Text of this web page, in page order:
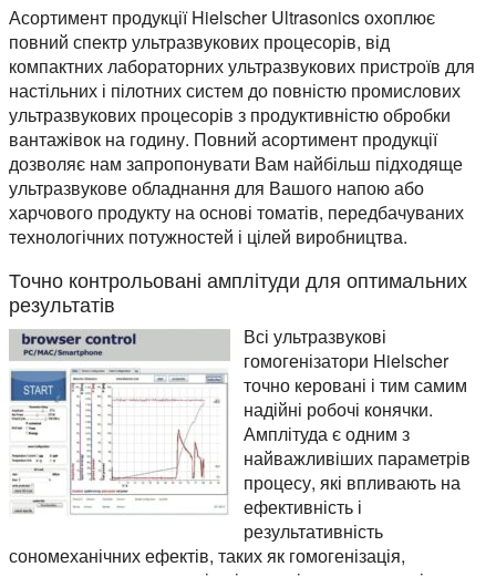
Асортимент продукції Hielscher Ultrasonics охоплює
повний спектр ультразвукових процесорів, від
компактних лабораторних ультразвукових пристроїв для
настільних і пілотних систем до повністю промислових
ультразвукових процесорів з продуктивністю обробки
вантажівок на годину. Повний асортимент продукції
дозволяє нам запропонувати Вам найбільш підходяще
ультразвукове обладнання для Вашого напою або
харчового продукту на основі томатів, передбачуваних
технологічних потужностей і цілей виробництва.
Точно контрольовані амплітуди для оптимальних
результатів
Всі ультразвукові
гомогенізатори Hielscher
точно керовані і тим самим
надійні робочі конячки.
Амплітуда є одним з
найважливіших параметрів
процесу, які впливають на
ефективність і
результативність
сономеханічних ефектів, таких як гомогенізація,